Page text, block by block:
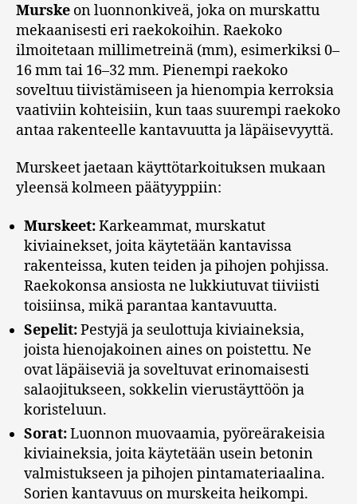
Murske on luonnonkiveä, joka on murskattu
mekaanisesti eri raekokoihin. Raekoko
ilmoitetaan millimetreinä (mm), esimerkiksi 0–
16 mm tai 16–32 mm. Pienempi raekoko
soveltuu tiivistämiseen ja hienompia kerroksia
vaativiin kohteisiin, kun taas suurempi raekoko
antaa rakenteelle kantavuutta ja läpäisevyyttä.
Murskeet jaetaan käyttötarkoituksen mukaan
yleensä kolmeen päätyyppiin:
Murskeet:Karkeammat, murskatut
kiviainekset, joita käytetään kantavissa
rakenteissa, kuten teiden ja pihojen pohjissa.
Raekokonsa ansiosta ne lukkiutuvat tiiviisti
toisiinsa, mikä parantaa kantavuutta.
Sepelit:Pestyjä ja seulottuja kiviaineksia,
joista hienojakoinen aines on poistettu. Ne
ovat läpäiseviä ja soveltuvat erinomaisesti
salaojitukseen, sokkelin vierustäyttöön ja
koristeluun.
Sorat:Luonnon muovaamia, pyöreärakeisia
kiviaineksia, joita käytetään usein betonin
valmistukseen ja pihojen pintamateriaalina.
Sorien kantavuus on murskeita heikompi.